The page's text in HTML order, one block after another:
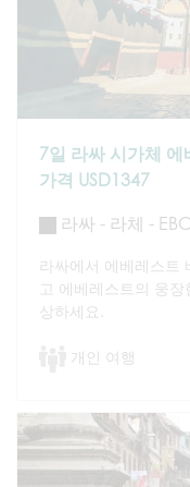
7일 라싸 시가체 에
가격 USD1347
라싸 - 라체 -
라싸에서 에베레스트
고 에베레스트의 웅
상하세요.
개인 여행